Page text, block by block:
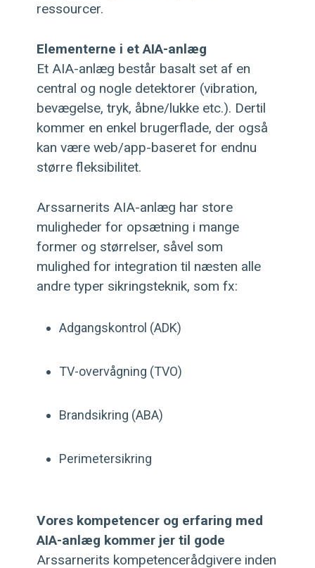
ressourcer.
Elementerne i et AIA-anlæg
Et AIA-anlæg består basalt set af en
central og nogle detektorer (vibration,
bevægelse, tryk, åbne/lukke etc.). Dertil
kommer en enkel brugerflade, der også
kan være web/app-baseret for endnu
større fleksibilitet.
Arssarnerits AIA-anlæg har store
muligheder for opsætning i mange
former og størrelser, såvel som
mulighed for integration til næsten alle
andre typer sikringsteknik, som fx:
Adgangskontrol (ADK)
TV-overvågning (TVO)
Brandsikring (ABA)
Perimetersikring
Vores kompetencer og erfaring med
AIA-anlæg kommer jer til gode
Arssarnerits kompetencerådgivere inden